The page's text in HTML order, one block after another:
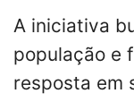
A iniciativa
população e
resposta em